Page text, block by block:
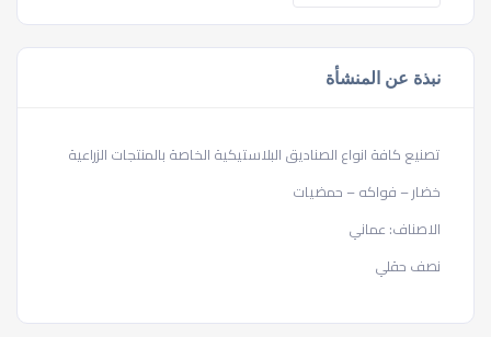
نبذة عن المنشأة
تصنيع كافة انواع الصناديق البلاستيكية الخاصة بالمنتجات الزراعية
خضار – فواكه – حمضيات
الاصناف: عماني
نصف حقلي